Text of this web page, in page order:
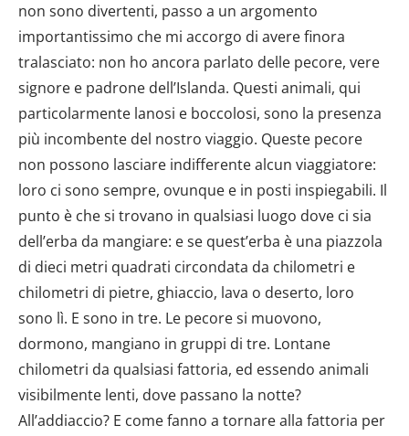
non sono divertenti, passo a un argomento
importantissimo che mi accorgo di avere finora
tralasciato: non ho ancora parlato delle pecore, vere
signore e padrone dell’Islanda. Questi animali, qui
particolarmente lanosi e boccolosi, sono la presenza
più incombente del nostro viaggio. Queste pecore
non possono lasciare indifferente alcun viaggiatore:
loro ci sono sempre, ovunque e in posti inspiegabili. Il
punto è che si trovano in qualsiasi luogo dove ci sia
dell’erba da mangiare: e se quest’erba è una piazzola
di dieci metri quadrati circondata da chilometri e
chilometri di pietre, ghiaccio, lava o deserto, loro
sono lì. E sono in tre. Le pecore si muovono,
dormono, mangiano in gruppi di tre. Lontane
chilometri da qualsiasi fattoria, ed essendo animali
visibilmente lenti, dove passano la notte?
All’addiaccio? E come fanno a tornare alla fattoria per